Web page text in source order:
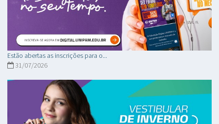
Estão abertas as inscrições para o...
31/07/2026